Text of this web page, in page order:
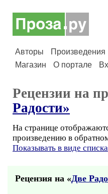
Авторы Произведения
Магазин
О портале
Рецензии на
Радости»
На странице
произведению в
Показывать в виде списка
Рецензия на «Две